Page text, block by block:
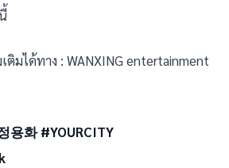
ติมได้ทาง : WANXING entertainment
용화 #YOURCITY